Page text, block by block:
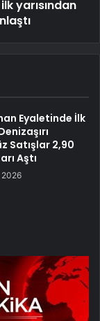
yarısından
Eyaletinde İlk
Satışlar 2,90
Aştı
2026